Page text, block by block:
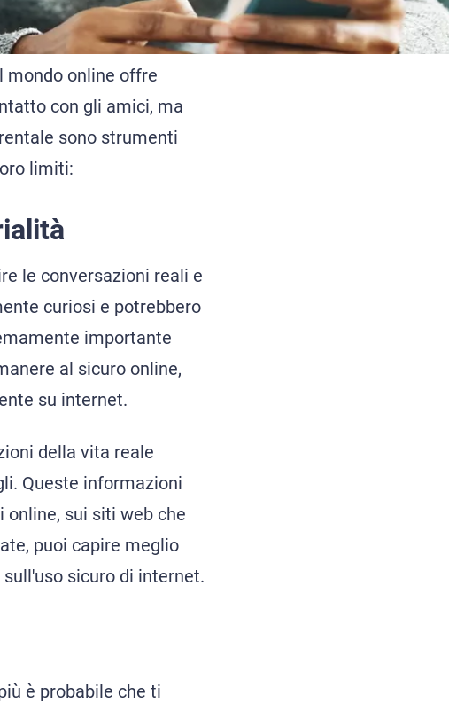
mondo online offre
con gli amici, ma
sono strumenti
limiti:
le conversazioni reali e
curiosi e potrebbero
importante
al sicuro online,
su internet.
della vita reale
Queste informazioni
sui siti web che
puoi capire meglio
sicuro di internet.
è probabile che ti